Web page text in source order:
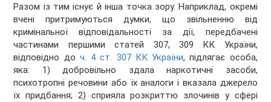
Разом із тим існує й інша точка зору. Наприклад, окремі
вчені притримуються думки, що звільненню від
кримінальної відповідальності за дії, передбачені
частинами першими статей 307, 309 КК України,
відповідно до ч. 4 ст. 307 КК України, підлягає особа,
яка: 1) добровільно здала наркотичні засоби,
психотропні речовини або їх аналоги і вказала джерело
їх придбання; 2) сприяла розкриттю злочинів у сфері